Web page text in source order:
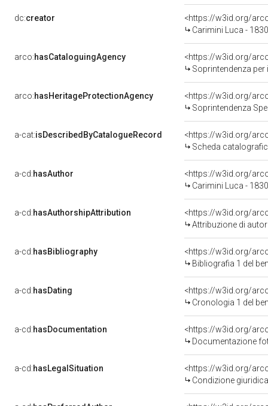
dc:creator
<https://w3id.org/
Carimini Luca -
arco:hasCataloguingAgency
<https://w3id.org/
Soprintendenza
arco:hasHeritageProtectionAgency
<https://w3id.org/
Soprintendenza
a-cat:isDescribedByCatalogueRecord
<https://w3id.org/
Scheda
a-cd:hasAuthor
<https://w3id.org/
Carimini Luca -
a-cd:hasAuthorshipAttribution
<https://w3id.org/
Attribuzione di
a-cd:hasBibliography
<https://w3id.org/
Bibliografia 1 del
a-cd:hasDating
<https://w3id.org/
Cronologia 1 del
a-cd:hasDocumentation
Documentazione
a-cd:hasLegalSituation
Condizione